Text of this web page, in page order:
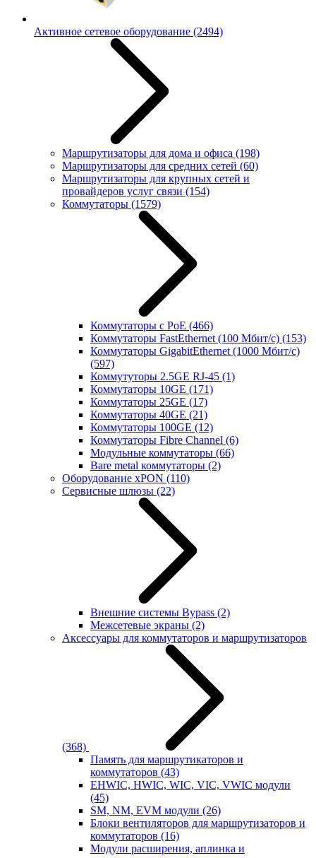
Активное сетевое оборудование (2494)
Маршрутизаторы для дома и офиса (198)
Маршрутизаторы для средних сетей (60)
Маршрутизаторы для крупных сетей и
провайдеров услуг связи (154)
Коммутаторы (1579)
Коммутаторы с PoE (466)
Коммутаторы FastEthernet (100 Мбит/с) (153)
Коммутаторы GigabitEthernet (1000 Мбит/с)
(597)
Коммутуторы 2.5GE RJ-45 (1)
Коммутаторы 10GE (171)
Коммутаторы 25GE (17)
Коммутаторы 40GE (21)
Коммутаторы 100GE (12)
Коммутаторы Fibre Channel (6)
Модульные коммутаторы (66)
Bare metal коммутаторы (2)
Оборудование xPON (110)
Сервисные шлюзы (22)
Внешние системы Bypass (2)
Межсетевые экраны (2)
Аксессуары для коммутаторов и маршрутизаторов
(368)
Память для маршрутикаторов и
коммутаторов (43)
EHWIC, HWIC, WIC, VIC, VWIC модули
(45)
SM, NM, EVM модули (26)
Блоки вентиляторов для маршрутизаторов и
коммутаторов (16)
Модули расширения, аплинка и